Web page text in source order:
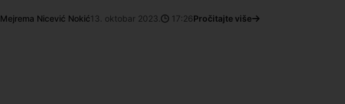
Mejrema Nicević Nokić13. oktobar 2023. 17:26Pročitajte više